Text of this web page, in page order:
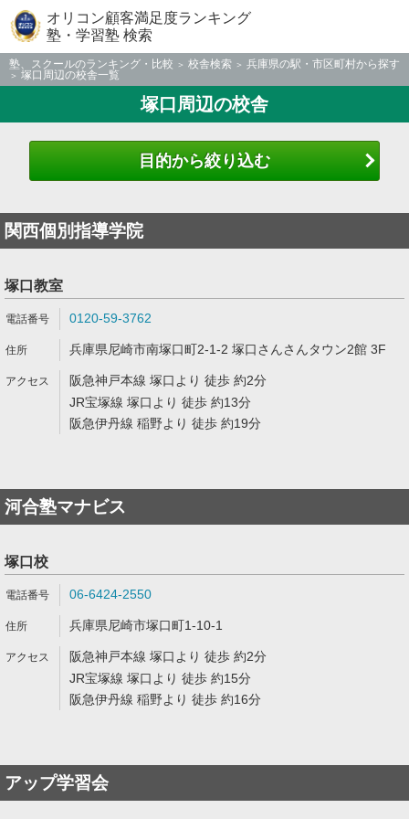
オリコン顧客満足度ランキング
塾・学習塾 検索
塾、スクールのランキング・比較 校舎検索
兵庫県の駅・市区町村から探す
塚口周辺の校舎一覧
塚口周辺の校舎
目的から絞り込む
関西個別指導学院
塚口教室
0120-59-3762
兵庫県尼崎市南塚口町2-1-2 塚口さんさんタウン2館 3F
阪急神戸本線 塚口より 徒歩 約2分
JR宝塚線 塚口より 徒歩 約13分
阪急伊丹線 稲野より 徒歩 約19分
河合塾マナビス
塚口校
06-6424-2550
兵庫県尼崎市塚口町1-10-1
阪急神戸本線 塚口より 徒歩 約2分
JR宝塚線 塚口より 徒歩 約15分
阪急伊丹線 稲野より 徒歩 約16分
アップ学習会